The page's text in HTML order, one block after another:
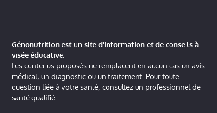
Génonutrition est un site d'information et de conseils à
visée éducative.
Les contenus proposés ne remplacent en aucun cas un avis
médical, un diagnostic ou un traitement. Pour toute
question liée à votre santé, consultez un professionnel de
santé qualifié.